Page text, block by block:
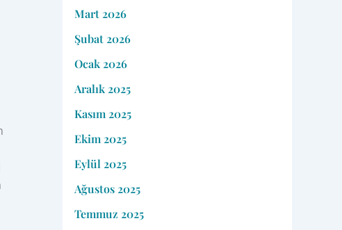
Mart 2026
Şubat 2026
Ocak 2026
Aralık 2025
Kasım 2025
Ekim 2025
Eylül 2025
Ağustos 2025
Temmuz 2025